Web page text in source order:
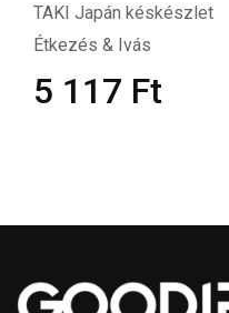
TAKI Japán késkészlet
Étkezés & Ivás
5 117 Ft